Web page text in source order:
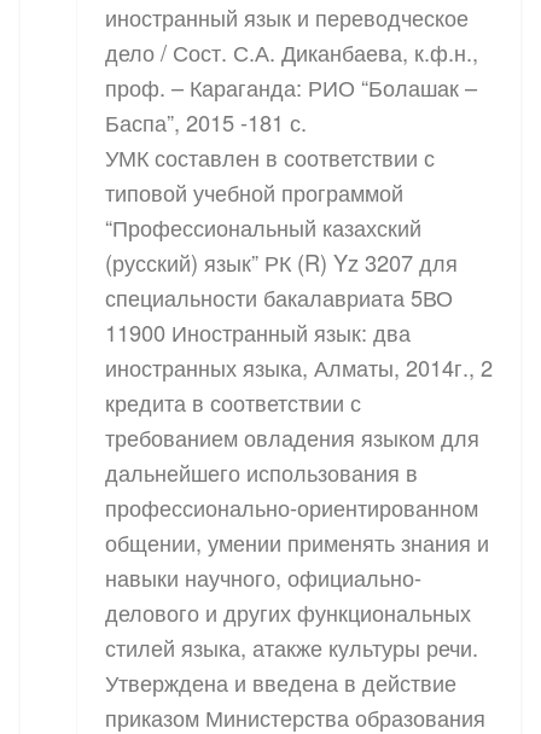
иностранный язык и переводческое
дело / Сост. С.А. Диканбаева, к.ф.н.,
проф. – Караганда: РИО “Болашак –
Баспа”, 2015 -181 с.
УМК составлен в соответствии с
типовой учебной программой
“Профессиональный казахский
(русский) язык” РК (R) Yz 3207 для
специальности бакалавриата 5ВО
11900 Иностранный язык: два
иностранных языка, Алматы, 2014г., 2
кредита в соответствии с
требованием овладения языком для
дальнейшего использования в
профессионально-ориентированном
общении, умении применять знания и
навыки научного, официально-
делового и других функциональных
стилей языка, атакже культуры речи.
Утверждена и введена в действие
приказом Министерства образования